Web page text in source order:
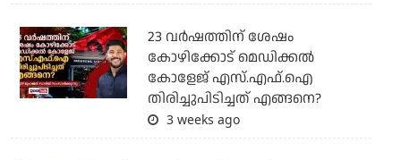
23 വർഷത്തിന് ശേഷം
കോഴിക്കോട് മെഡിക്കൽ
കോളേജ് എസ്.എഫ്.ഐ
തിരിച്ചുപിടിച്ചത് എങ്ങനെ?
3 weeks ago